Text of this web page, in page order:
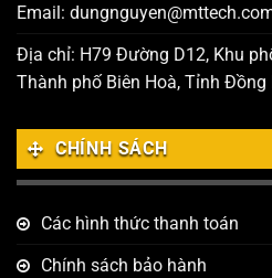
Email:
Địa chỉ: H79 Đường D12, Khu
Thành phố Biên Hoà, Tỉnh Đồng
CHÍNH SÁCH
Các hình thức thanh toán
Chính sách bảo hành